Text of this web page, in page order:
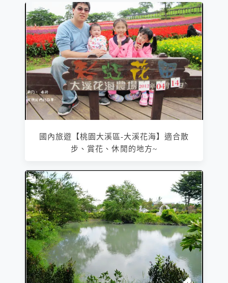
國內旅遊【桃園大溪區-大溪花海】適合散
步、賞花、休閒的地方~